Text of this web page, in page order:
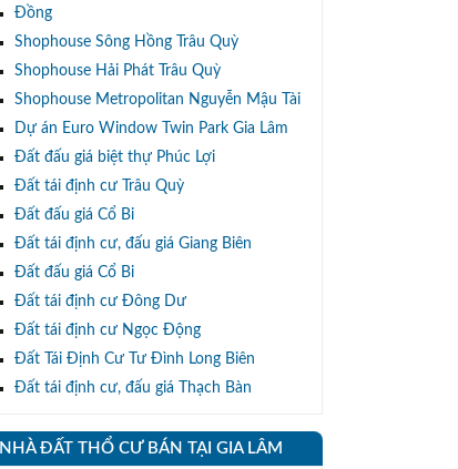
Đồng
Shophouse Sông Hồng Trâu Quỳ
Shophouse Hải Phát Trâu Quỳ
Shophouse Metropolitan Nguyễn Mậu Tài
Dự án Euro Window Twin Park Gia Lâm
Đất đấu giá biệt thự Phúc Lợi
Đất tái định cư Trâu Quỳ
Đất đấu giá Cổ Bi
Đất tái định cư, đấu giá Giang Biên
Đất đấu giá Cổ Bi
Đất tái định cư Đông Dư
Đất tái định cư Ngọc Động
Đất Tái Định Cư Tư Đình Long Biên
Đất tái định cư, đấu giá Thạch Bàn
NHÀ ĐẤT THỔ CƯ BÁN TẠI GIA LÂM